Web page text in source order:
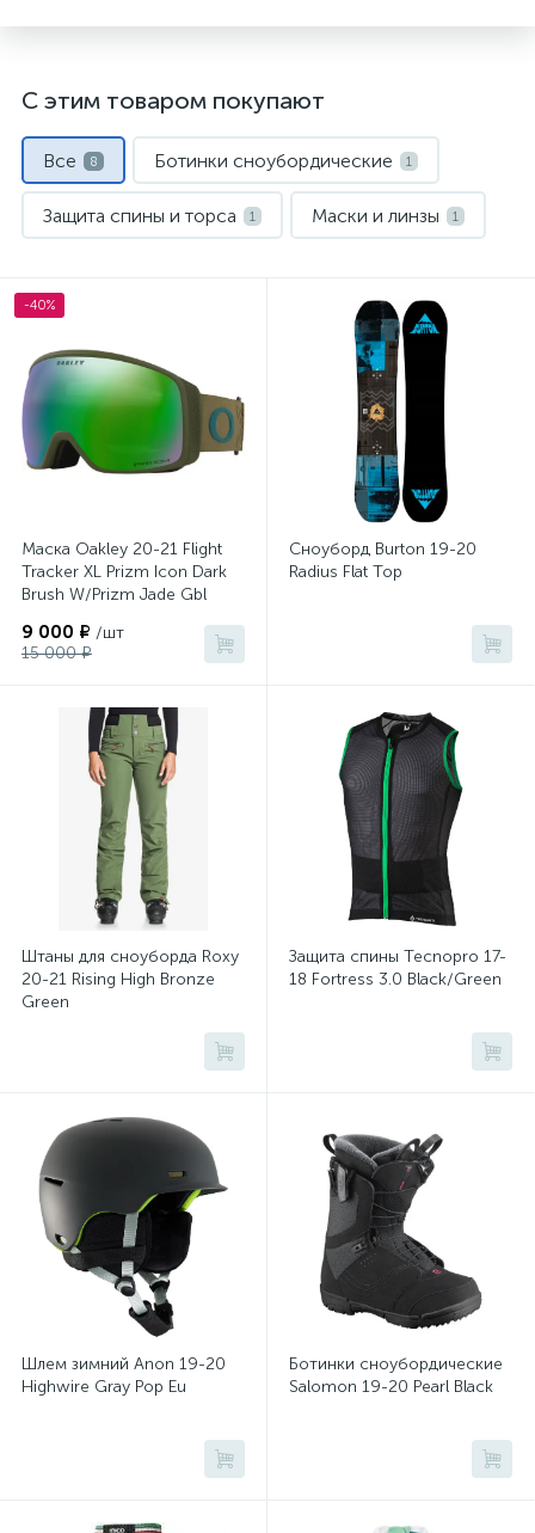
С этим товаром покупают
Все 8 Ботинки сноубордические 1
Защита спины и торса 1 Маски и линзы 1
Флис и кофты
Штаны для сноуборда
-40%
Маска Oakley 20-21 Flight
Tracker XL Prizm Icon Dark
Brush W/Prizm Jade Gbl
9 000 ₽ /шт
15 000 ₽
Сноуборд Burton 19-20
Radius Flat Top
Штаны для сноуборда Roxy
20-21 Rising High Bronze
Green
Защита спины Tecnopro 17-
18 Fortress 3.0 Black/Green
Шлем зимний Anon 19-20
Highwire Gray Pop Eu
Ботинки сноубордические
Salomon 19-20 Pearl Black